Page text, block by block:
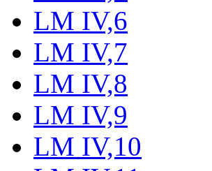
LM IV,6
LM IV,7
LM IV,8
LM IV,9
LM IV,10